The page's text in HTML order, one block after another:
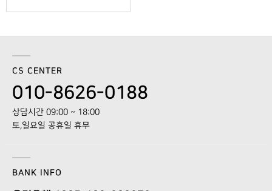
CS CENTER
010-8626-0188
상담시간 09:00 ~ 18:00
토,일요일 공휴일 휴무
BANK INFO